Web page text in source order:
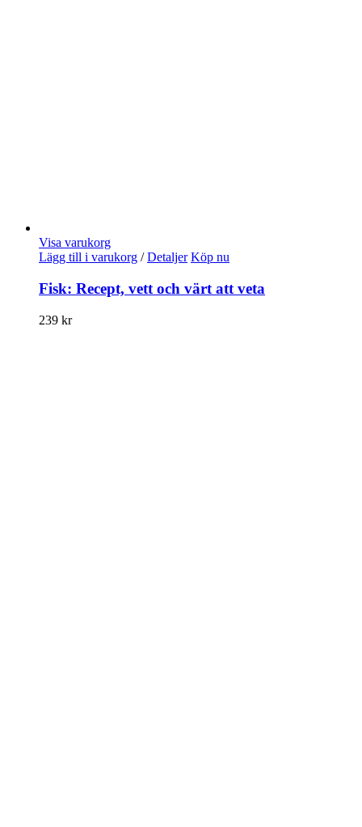
Visa varukorg
Lägg till i varukorg / Detaljer Köp nu
Fisk: Recept, vett och värt att veta
239 kr